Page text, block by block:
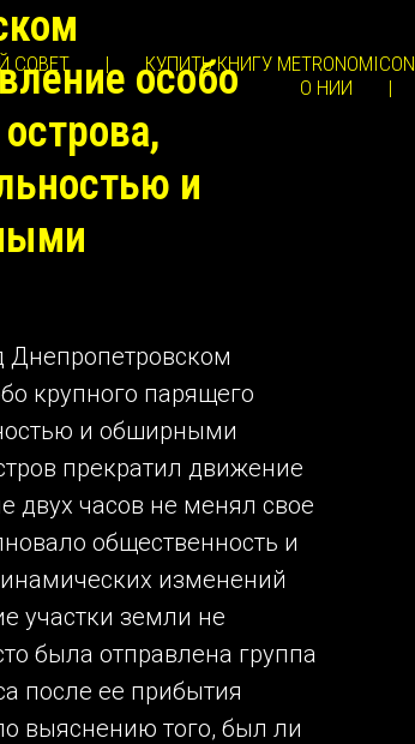
СОВЕТ | КУПИТЬ КНИГУ METRONOMICON
О НИИ
|
особо
и
Днепропетровском
крупного парящего
и обширными
прекратил движение
двух часов не менял свое
общественность и
изменений
участки земли не
была отправлена группа
после ее прибытия
выяснению того, был ли